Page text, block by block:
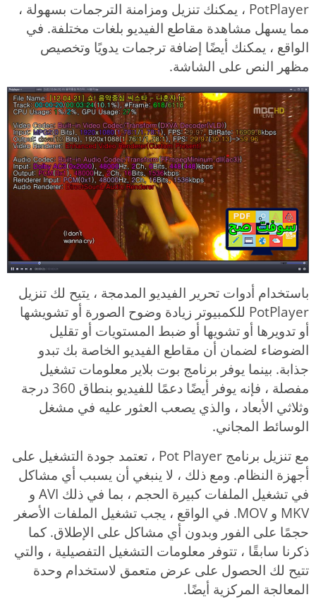
PotPlayer ، يمكنك تنزيل ومزامنة الترجمات بسهولة ،
مما يسهل مشاهدة مقاطع الفيديو بلغات مختلفة. في
الواقع ، يمكنك أيضًا إضافة ترجمات يدويًا وتخصيص
مظهر النص على الشاشة.
باستخدام أدوات تحرير الفيديو المدمجة ، يتيح لك تنزيل
PotPlayer للكمبيوتر زيادة وضوح الصورة أو تشويشها
أو تدويرها أو تشويها أو ضبط المستويات أو تقليل
الضوضاء لضمان أن مقاطع الفيديو الخاصة بك تبدو
جذابة. بينما يوفر برنامج بوت بلاير معلومات تشغيل
مفصلة ، فإنه يوفر أيضًا دعمًا للفيديو بنطاق 360 درجة
وثلاثي الأبعاد ، والذي يصعب العثور عليه في مشغل
الوسائط المجاني.
مع تنزيل برنامج Pot Player ، تعتمد جودة التشغيل على
أجهزة النظام. ومع ذلك ، لا ينبغي أن يسبب أي مشاكل
في تشغيل الملفات كبيرة الحجم ، بما في ذلك AVI و
MKV و MOV. في الواقع ، يجب تشغيل الملفات الأصغر
حجمًا على الفور وبدون أي مشاكل على الإطلاق. كما
ذكرنا سابقًا ، تتوفر معلومات التشغيل التفصيلية ، والتي
تتيح لك الحصول على عرض متعمق لاستخدام وحدة
المعالجة المركزية أيضًا.